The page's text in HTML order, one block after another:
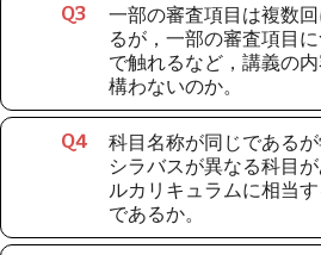
Q3
一部の審査項目は複数
るが，一部の審査項目
で触れるなど，講義の
構わないのか。
Q4
科目名称が同じである
シラバスが異なる科目
ルカリキュラムに相当
であるか。